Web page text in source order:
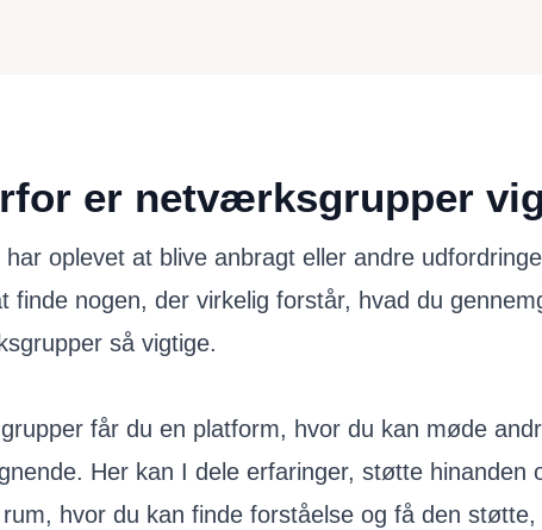
er netværksgrupper
har oplevet at blive anbragt eller andre
finde nogen, der virkelig forstår, hvad du
så vigtige.
får du en platform, hvor du kan møde
Her kan I dele erfaringer, støtte hinanden
hvor du kan finde forståelse og få den støtte,